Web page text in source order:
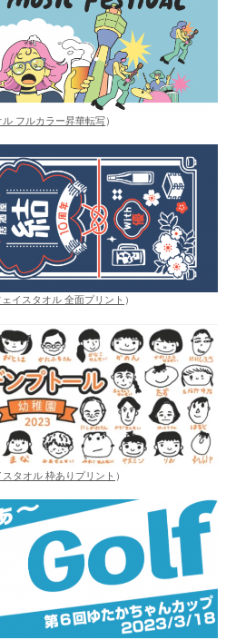
ル フルカラー昇華転写）
ェイスタオル 全面プリント ）
スタオル 枠ありプリント ）